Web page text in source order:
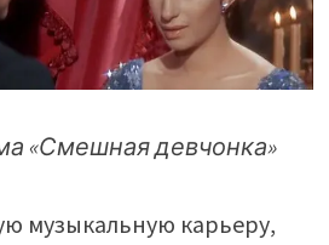
«Смешная девчонка»
музыкальную карьеру,